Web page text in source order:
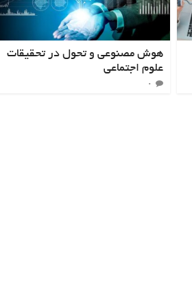
هوش مصنوعی و تحول در تحقیقات
علوم اجتماعی
۰